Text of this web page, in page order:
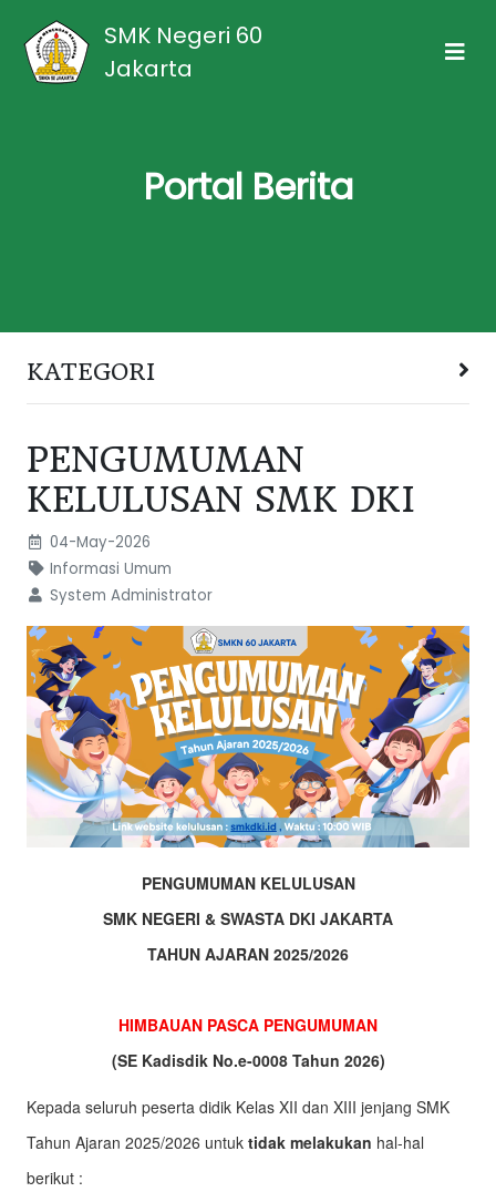
SMK Negeri 60
Jakarta
Portal Berita
KATEGORI
PENGUMUMAN
KELULUSAN SMK DKI
04-May-2026
Informasi Umum
System Administrator
PENGUMUMAN KELULUSAN
SMK NEGERI & SWASTA DKI JAKARTA
TAHUN AJARAN 2025/2026
HIMBAUAN PASCA PENGUMUMAN
(SE Kadisdik No.e-0008 Tahun 2026)
Kepada seluruh peserta didik Kelas XII dan XIII jenjang SMK
Tahun Ajaran 2025/2026 untuk tidak melakukan hal-hal
berikut :